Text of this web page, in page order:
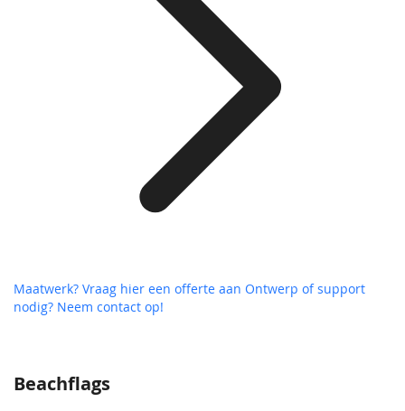
Beachflags
Maatwerk? Vraag hier een offerte aan Ontwerp of support
nodig? Neem contact op!